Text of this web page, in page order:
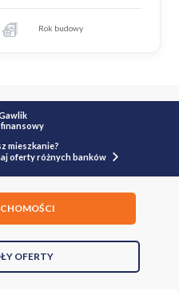
Rok budowy
mieszkanie?
oferty różnych banków
OFERTY